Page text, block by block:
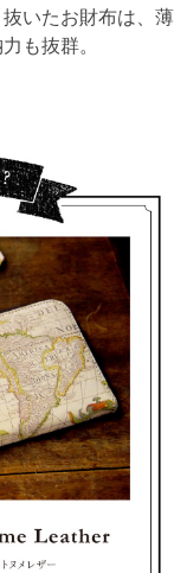
いたお財布は、薄
も抜群。